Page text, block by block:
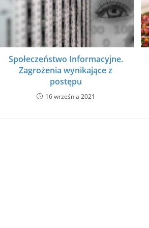
Społeczeństwo Informacyjne.
Zagrożenia wynikające z
postępu
16 września 2021